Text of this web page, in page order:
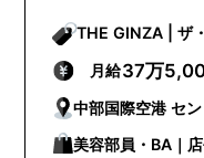
THE
月給37万
中部国際空港 セ
美容部員・BA｜